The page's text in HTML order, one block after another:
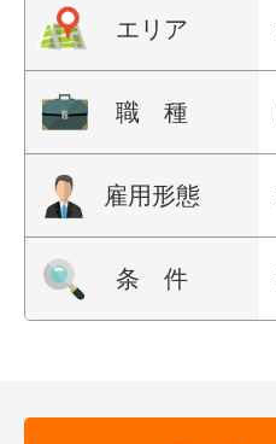
エリア
職 種
雇用形態
条 件